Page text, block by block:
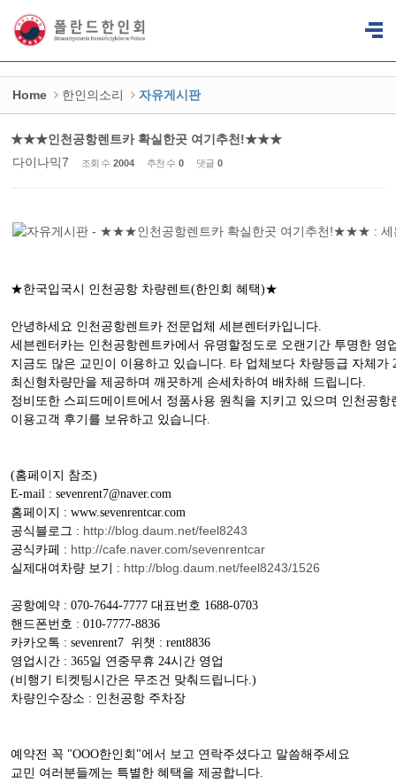
Home 한인의소리 자유게시판
★★★인천공항렌트카 확실한곳 여기추천!★★★
다이나믹7
조회 수 2004 추천 수 0 댓글 0
★한국입국시 인천공항 차량렌트(한인회 혜택)★
안녕하세요 인천공항렌트카 전문업체 세븐렌터카입니다.
세븐렌터카는 인천공항렌트카에서 유명할정도로 오랜기간 투명한 영
지금도 많은 교민이 이용하고 있습니다. 타 업체보다 차량등급 자체가
최신형차량만을 제공하며 깨끗하게 손세차하여 배차해 드립니다.
정비또한 스피드메이트에서 정품사용 원칙을 지키고 있으며 인천공항
이용고객 후기를 보유하고 있습니다.
(홈페이지 참조)
E-mail : sevenrent7@naver.com
홈페이지 : www.sevenrentcar.com
공식블로그 : http://blog.daum.net/feel8243
공식카페 : http://cafe.naver.com/sevenrentcar
실제대여차량 보기 : http://blog.daum.net/feel8243/1526
공항예약 : 070-7644-7777 대표번호 1688-0703
핸드폰번호 : 010-7777-8836
카카오톡 : sevenrent7 위챗 : rent8836
영업시간 : 365일 연중무휴 24시간 영업
(비행기 티켓팅시간은 무조건 맞춰드립니다.)
차량인수장소 : 인천공항 주차장
예약전 꼭 "OOO한인회"에서 보고 연락주셨다고 말씀해주세요
교민 여러분들께는 특별한 혜택을 제공합니다.